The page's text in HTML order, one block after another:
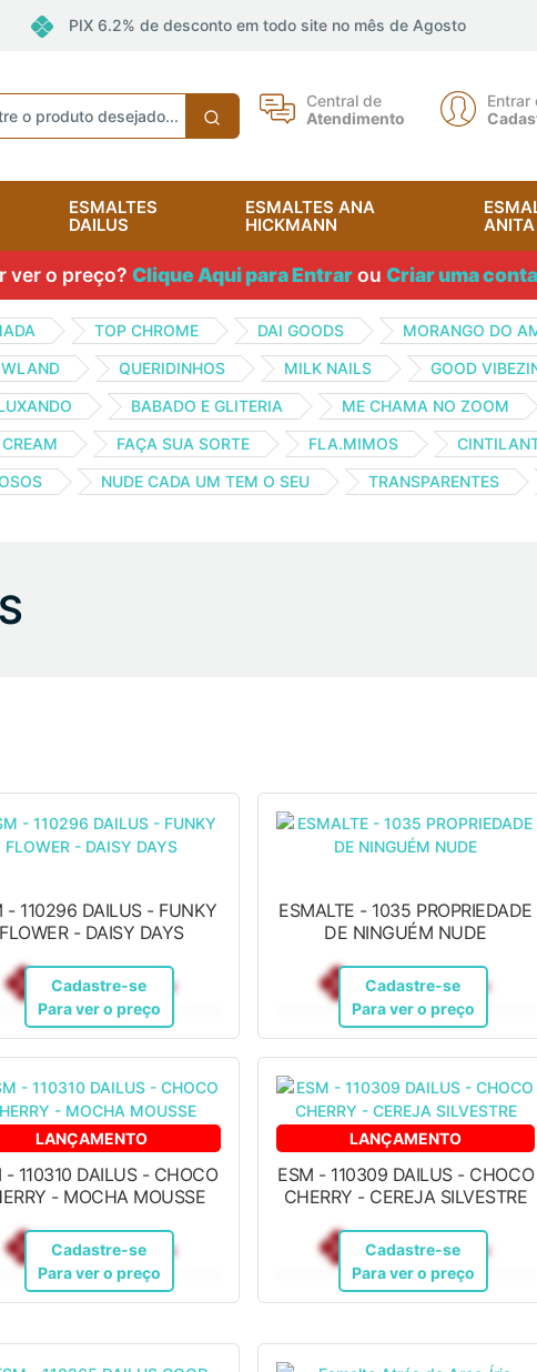
PIX 6.2% de desconto em todo site no mês de Agosto
Central de
Atendimento
Entrar
ESMALTES
DAILUS
ESMALTES ANA
HICKMANN
ANITA
ver o preço? Clique Aqui para Entrarou Criar uma conta
TOP CHROME DAI GOODS MORANGO DO
QUERIDINHOS MILK NAILS GOOD
BABADO E GLITERIA ME CHAMA NO ZOOM
FAÇA SUA SORTE FLA.MIMOS
NUDE CADA UM TEM O SEU TRANSPARENTES
- 110296 DAILUS - FUNKY
FLOWER - DAISY DAYS
Cadastre-se
Para ver o preço
R$ 12,10 Pix
ESMALTE - 1035 PROPRIEDADE
DE NINGUÉM NUDE
Cadastre-se
Para ver o preço
R$ 12,10 Pix
LANÇAMENTO
- 110310 DAILUS - CHOCO
- MOCHA MOUSSE
Cadastre-se
Para ver o preço
R$ 12,10 Pix
LANÇAMENTO
ESM - 110309 DAILUS - CHOCO
CHERRY - CEREJA SILVESTRE
Cadastre-se
Para ver o preço
R$ 12,10 Pix